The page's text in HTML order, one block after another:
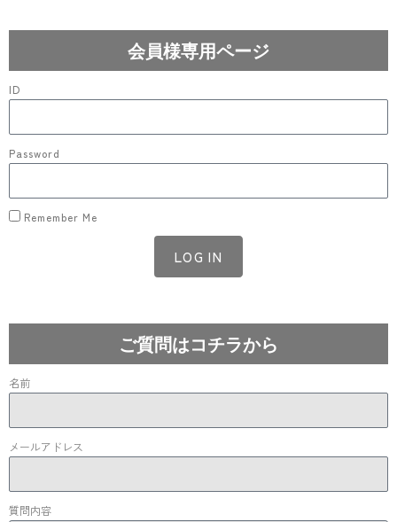
会員様専用ページ
ID
Password
Remember Me
LOG IN
ご質問はコチラから
名前
メールアドレス
質問内容